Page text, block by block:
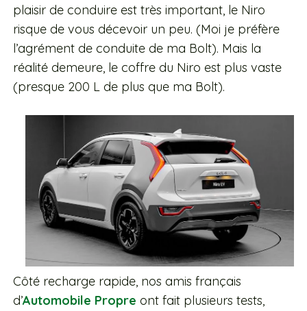
plaisir de conduire est très important, le Niro
risque de vous décevoir un peu. (Moi je préfère
l’agrément de conduite de ma Bolt). Mais la
réalité demeure, le coffre du Niro est plus vaste
(presque 200 L de plus que ma Bolt).
Côté recharge rapide, nos amis français
d’Automobile Propre ont fait plusieurs tests,